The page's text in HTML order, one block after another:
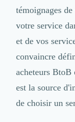
Due Diligence
Solutions de Paiement
Fiscalité
UX & UI Design
Internet of Things (IoT)
Design Industriel
témoignages
votre service
et de vos
convaincre
acheteurs BtoB
est la source
de choisir un